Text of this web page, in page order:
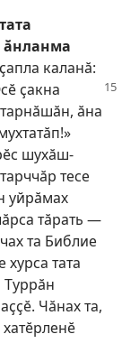
ӑнланма
каланӑ:
ҫакна
ӑна
шухӑш-
тесе
уйрӑмах
тӑрать —
та Библие
тата
Туррӑн
Чӑнах та,